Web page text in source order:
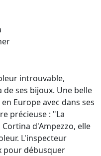
introuvable,
ses bijoux. Une belle
Europe avec dans ses
précieuse : "La
d'Ampezzo, elle
L'inspecteur
pour débusquer